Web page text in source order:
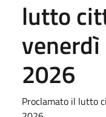
lutto
2026
Proclamato il lutto